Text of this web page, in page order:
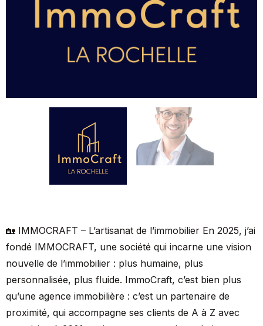
🏡 IMMOCRAFT – L’artisanat de l’immobilier En 2025, j’ai
fondé IMMOCRAFT, une société qui incarne une vision
nouvelle de l’immobilier : plus humaine, plus
personnalisée, plus fluide. ImmoCraft, c’est bien plus
qu’une agence immobilière : c’est un partenaire de
proximité, qui accompagne ses clients de A à Z avec